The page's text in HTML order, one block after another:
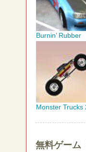
Burnin’ Rubber
Monster Trucks
無料ゲーム